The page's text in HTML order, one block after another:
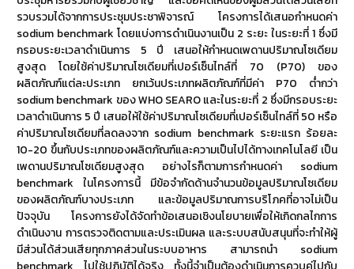
รวบรวมได้จากการประชุมประชาพิจารณ์ โครงการได้เสนอกำหนดค่า
sodium benchmark โดยแบ่งการดำเนินงานเป็น 2 ระยะ ในระยะที่ 1 ซึ่งมี
กรอบระยะเวลาดำเนินการ 5 ปี เสนอให้กำหนดเพดานปริมาณโซเดียม
สูงสุด โดยใช้ค่าปริมาณโซเดียมที่เปอร์เซ็นไทล์ที่ 70 (P70) ของ
ผลิตภัณฑ์แต่ละประเภท ยกเว้นประเภทผลิตภัณฑ์ที่มีค่า P70 ต่ำกว่า
sodium benchmark ของ WHO SEARO และในระยะที่ 2 ซึ่งมีกรอบระยะ
เวลาดำเนินการ 5 ปี เสนอให้ใช้ค่าปริมาณโซเดียมที่เปอร์เซ็นไทล์ที่ 50 หรือ
ค่าปริมาณโซเดียมที่ลดลงจาก sodium benchmark ระยะแรก ร้อยละ
10-20 ขึ้นกับประเภทของผลิตภัณฑ์และความเป็นไปได้ทางเทคโนโลยี เป็น
เพดานปริมาณโซเดียมสูงสุด อย่างไรก็ตามการกำหนดค่า sodium
benchmark ในโครงการนี้ มีข้อจำกัดด้านจำนวนข้อมูลปริมาณโซเดียม
ของผลิตภัณฑ์บางประเภท และข้อมูลปริมาณการบริโภคที่อาจไม่เป็น
ปัจจุบัน โครงการยังได้จัดทำข้อเสนอเชิงนโยบายเพื่อให้เกิดกลไกการ
ดำเนินงาน การตรวจติดตามและประเมินผล และระบบสนับสนุนที่จะทำให้ผู้
มีส่วนได้ส่วนเสียทุกภาคส่วนในระบบอาหาร สามารถนำ sodium